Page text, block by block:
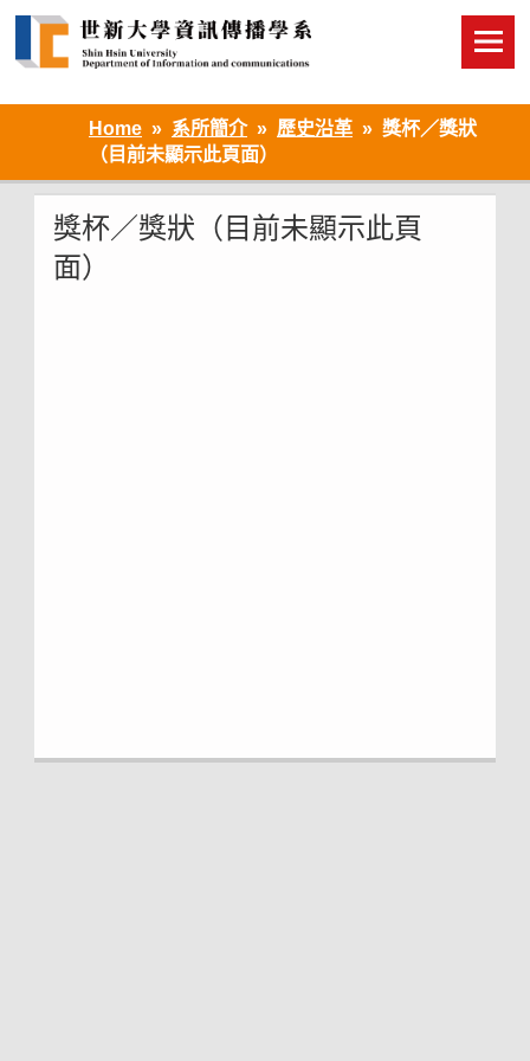
Home 系所簡介 歷史沿革
獎杯／獎狀
（目前未顯示此頁面）
獎杯／獎狀（目前未顯示此頁
面）